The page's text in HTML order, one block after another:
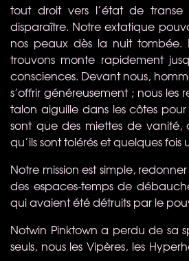
tout droit vers l’état de
disparaître. Notre extatique
nos peaux dès la nuit
trouvons monte rapidement
consciences. Devant nous,
s’offrir généreusement ; nous
talon aiguille dans les côtes
sont que des miettes de vanité,
qu’ils sont tolérés et quelques fois
Notre mission est simple,
des espaces-temps de
qui avaient été détruits par le
Notwin Pinktown a perdu de sa
seuls, nous les Vipères, les